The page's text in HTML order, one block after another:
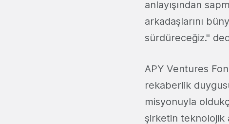
anlayışından
arkadaşlarını
sürdüreceğiz.''
APY Ventures
rekaberlik
misyonuyla
şirketin teknolojik